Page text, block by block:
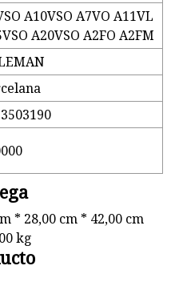
A10VSO A7VO A11VL
A20VSO A2FO A2FM
* 28,00 cm * 42,00 cm
kg